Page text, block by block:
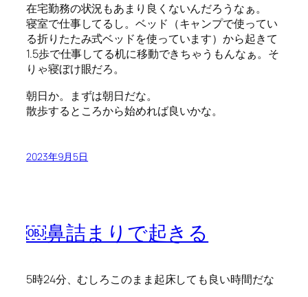
在宅勤務の状況もあまり良くないんだろうなぁ。
寝室で仕事してるし。ベッド（キャンプで使ってい
る折りたたみ式ベッドを使っています）から起きて
1.5歩で仕事してる机に移動できちゃうもんなぁ。そ
りゃ寝ぼけ眼だろ。
朝日か。まずは朝日だな。
散歩するところから始めれば良いかな。
2023年9月5日
￼鼻詰まりで起きる
5時24分、むしろこのまま起床しても良い時間だな